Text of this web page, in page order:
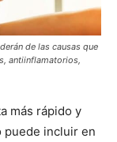
de las causas que
antiinflamatorios,
más rápido y
puede incluir en